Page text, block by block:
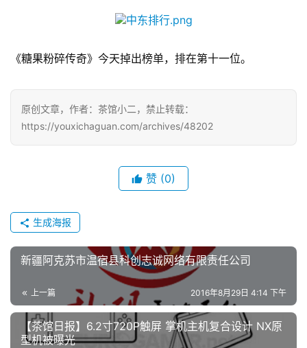
海
)
《糖果粉碎传奇》今天掉出榜单，排在第十一位。
原创文章，作者：茶馆小二，禁止转载：
https://youxichaguan.com/archives/48202
赞 (0)
生成海报
新疆阿克苏市温宿县科创志诚网络有限责任公司
上一篇 2016年8月29日 4:14 下午
【茶馆日报】6.2寸720P触屏 掌机主机复合设计 NX原
型机被曝光